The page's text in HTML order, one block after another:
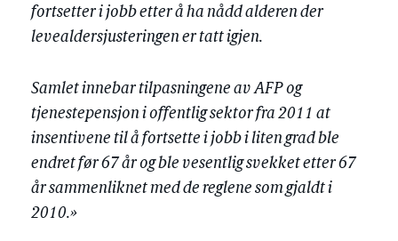
fortsetter i jobb etter å ha nådd alderen der
levealdersjusteringen er tatt igjen.
Samlet innebar tilpasningene av AFP og
tjenestepensjon i offentlig sektor fra 2011 at
insentivene til å fortsette i jobb i liten grad ble
endret før 67 år og ble vesentlig svekket etter 67
år sammenliknet med de reglene som gjaldt i
2010.»